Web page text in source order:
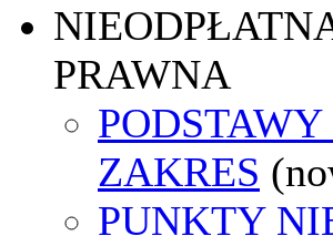
PRAWNA
ZAKRES
PUNKTY